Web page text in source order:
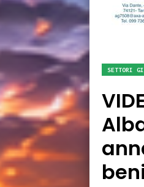
SETTORI